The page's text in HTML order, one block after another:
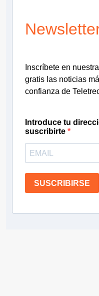
Inscríbete en
gratis las noticias
confianza de
Introduce tu
suscribirte
SUSCRIBIRSE